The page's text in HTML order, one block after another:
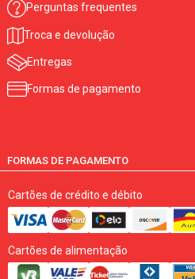
Perguntas frequentes
Troca e devolução
Entregas
Formas de pagamento
FORMAS DE PAGAMENTO
Cartões de crédito e débito
Cartões de alimentação